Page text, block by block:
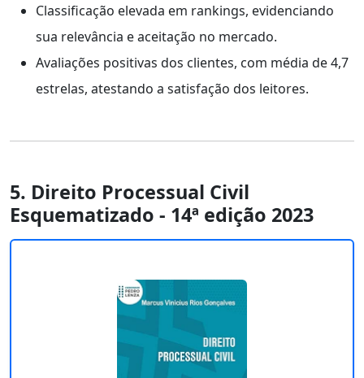
Classificação elevada em rankings, evidenciando
sua relevância e aceitação no mercado.
Avaliações positivas dos clientes, com média de 4,7
estrelas, atestando a satisfação dos leitores.
5. Direito Processual Civil
Esquematizado - 14ª edição 2023